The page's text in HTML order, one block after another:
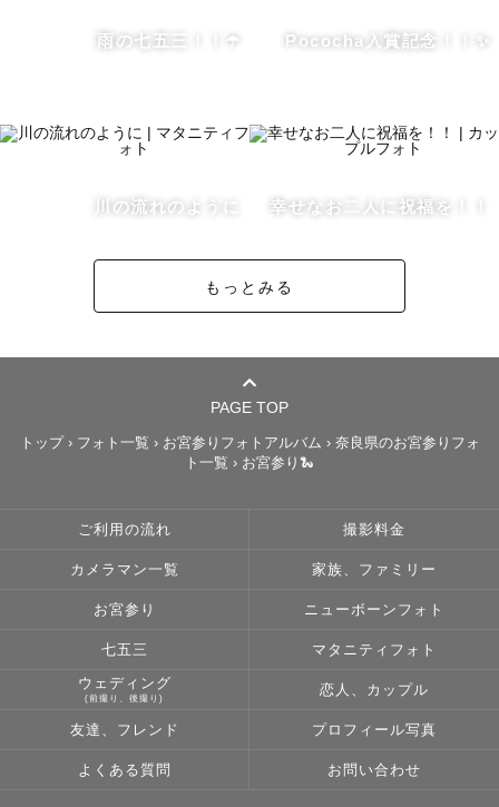
ください！
撮影場所によっては事前に撮影許可申請が必要となる場合
その際はお手数をおかけしますが、ゲストさま自身に撮影
発生する場合につきましても、ゲストさまにご負担いただ
いておりますので予めご了承ください。
届けできる、この仕事がとっても大好きです。
みなさんの大切なひとときを形に残すお手伝いをさせてく
ださい！！
いつかお会いできる日を心よりお待ちしております！！☺️
雨の七五三！！☂️ Pococha入賞記念！！✨
川の流れのように 幸せなお二人に祝福を！！
もっとみる
PAGE TOP
トップ› フォト一覧 › お宮参りフォトアルバム › 奈良県のお宮参りフォ
ト一覧 › お宮参り🐍
ご利用の流れ 撮影料金
カメラマン一覧 家族、ファミリー
お宮参り ニューボーンフォト
七五三 マタニティフォト
ウェディング
(前撮り、後撮り)
恋人、カップル
友達、フレンド プロフィール写真
よくある質問 お問い合わせ